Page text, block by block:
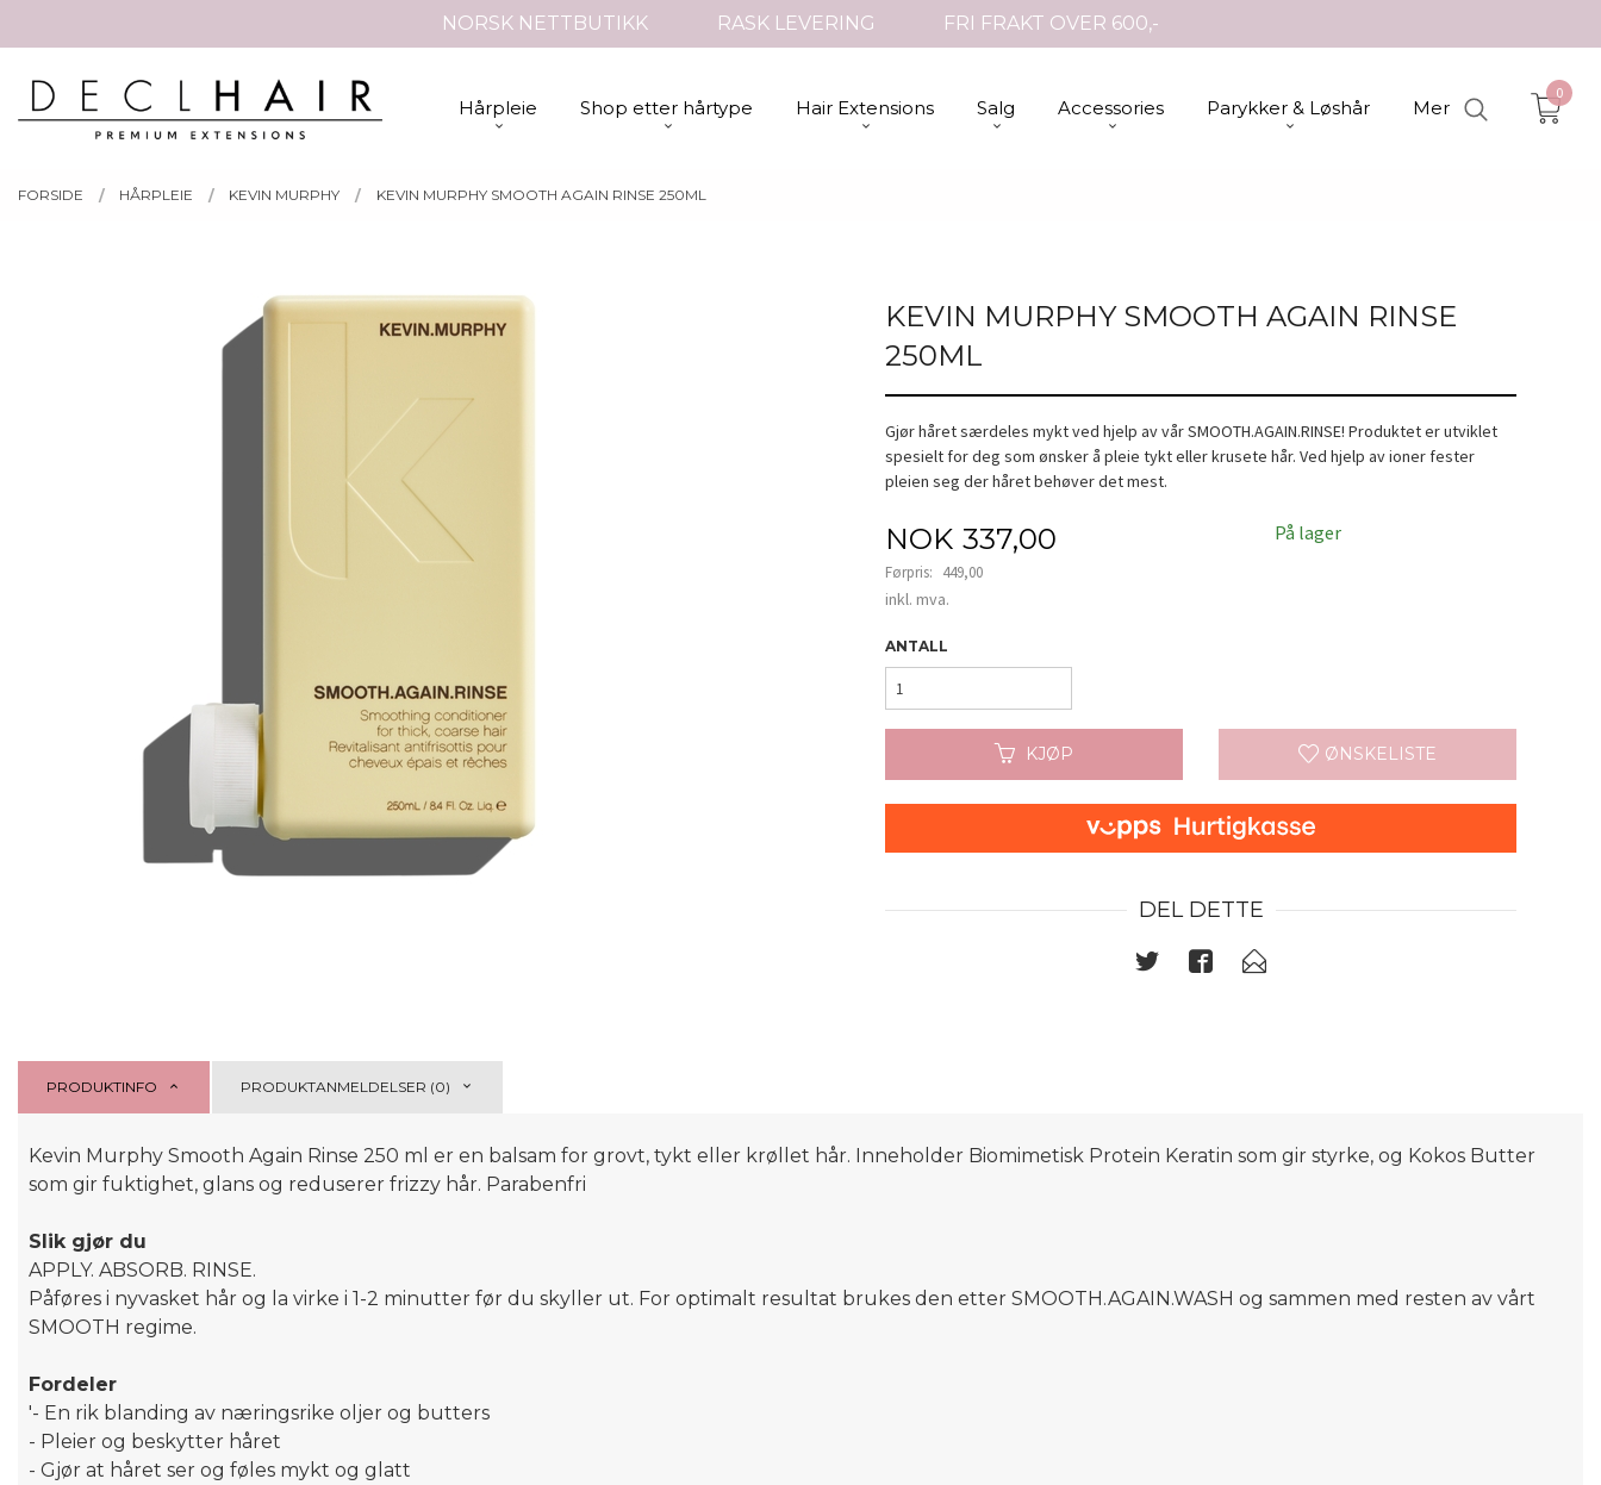
til
NORSK NETTBUTIKK RASK LEVERING FRI FRAKT OVER 600,-
PRODUKTER
Hårpleie Shop etter hårtype Hair Extensions Salg Accessories Parykker & Løshår Mer
0
FORSIDE HÅRPLEIE KEVIN MURPHY KEVIN MURPHY SMOOTH AGAIN RINSE 250ML
KEVIN MURPHY SMOOTH AGAIN RINSE
250ML
Gjør håret særdeles mykt ved hjelp av vår SMOOTH.AGAIN.RINSE! Produktet er utviklet
spesielt for deg som ønsker å pleie tykt eller krusete hår. Ved hjelp av ioner fester
pleien seg der håret behøver det mest.
Tilbud
NOK 337,00
Førpris: 449,00
Rabatt
inkl. mva.
På lager
ANTALL
KJØP ØNSKELISTE
DEL DETTE
PRODUKTINFO PRODUKTANMELDELSER (0)
Kevin Murphy Smooth Again Rinse 250 ml er en balsam for grovt, tykt eller krøllet hår. Inneholder Biomimetisk Protein Keratin som gir styrke, og Kokos Butter
som gir fuktighet, glans og reduserer frizzy hår. Parabenfri
Slik gjør du
APPLY. ABSORB. RINSE.
Påføres i nyvasket hår og la virke i 1-2 minutter før du skyller ut. For optimalt resultat brukes den etter SMOOTH.AGAIN.WASH og sammen med resten av vårt
SMOOTH regime.
Fordeler
'- En rik blanding av næringsrike oljer og butters
- Pleier og beskytter håret
- Gjør at håret ser og føles mykt og glatt